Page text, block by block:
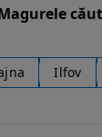
Ilfov